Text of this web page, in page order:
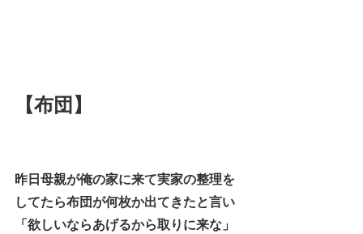
【布団】
昨日母親が俺の家に来て実家の整理を
してたら布団が何枚か出てきたと言い
「欲しいならあげるから取りに来な」